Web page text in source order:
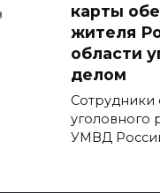
карты
жителя
области
делом
Сотрудники
УМВД